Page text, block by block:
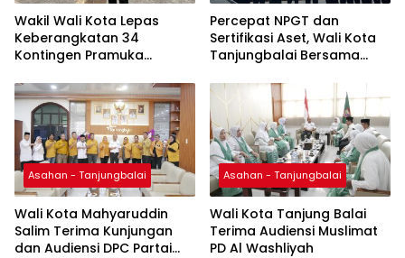
Wakil Wali Kota Lepas
Keberangkatan 34
Kontingen Pramuka
XII di Cibubur
Percepat NPGT dan
Sertifikasi Aset, Wali Kota
Tanjungbalai Bersama
Tinjau Pulau Milik Pemko
Asahan - Tanjungbalai
Wali Kota Mahyaruddin
Salim Terima Kunjungan
dan Audiensi DPC Partai
Asahan - Tanjungbalai
Wali Kota Tanjung Balai
Terima Audiensi Muslimat
PD Al Washliyah